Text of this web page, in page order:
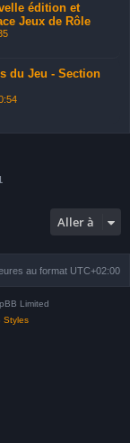
édition et
Jeux de Rôle
du Jeu - Section
Aller à
au format UTC+02:00
Limited
Styles